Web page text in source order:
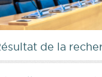
de la